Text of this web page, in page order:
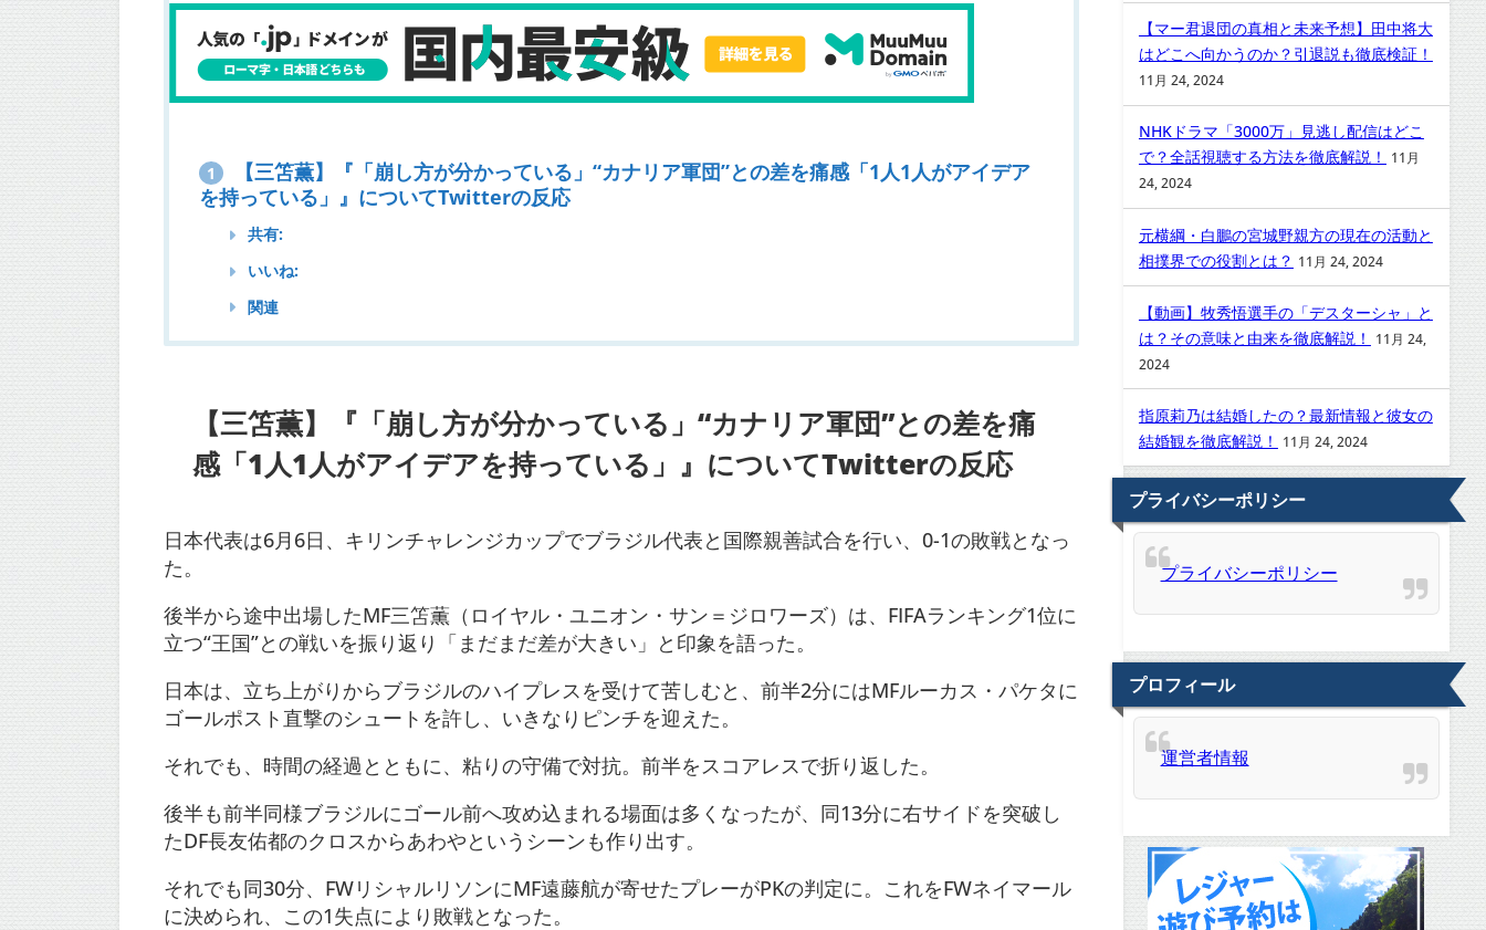
1
【三笘薫】『「崩し方が分かっている」“カナリア軍団”との差を痛感「1人1人がアイデア
を持っている」』についてTwitterの反応
共有:
いいね:
関連
【三笘薫】『「崩し方が分かっている」“カナリア軍団”との差を痛
感「1人1人がアイデアを持っている」』についてTwitterの反応
日本代表は6月6日、キリンチャレンジカップでブラジル代表と国際親善試合を行い、0-1の敗戦となっ
た。
後半から途中出場したMF三笘薫（ロイヤル・ユニオン・サン＝ジロワーズ）は、FIFAランキング1位に
立つ“王国”との戦いを振り返り「まだまだ差が大きい」と印象を語った。
日本は、立ち上がりからブラジルのハイプレスを受けて苦しむと、前半2分にはMFルーカス・パケタに
ゴールポスト直撃のシュートを許し、いきなりピンチを迎えた。
それでも、時間の経過とともに、粘りの守備で対抗。前半をスコアレスで折り返した。
後半も前半同様ブラジルにゴール前へ攻め込まれる場面は多くなったが、同13分に右サイドを突破し
たDF長友佑都のクロスからあわやというシーンも作り出す。
それでも同30分、FWリシャルリソンにMF遠藤航が寄せたプレーがPKの判定に。これをFWネイマール
に決められ、この1失点により敗戦となった。
【マー君退団の真相と未来予想】田中将大
はどこへ向かうのか？引退説も徹底検証！
11月 24, 2024
NHKドラマ「3000万」見逃し配信はどこ
で？全話視聴する方法を徹底解説！
11月
24, 2024
元横綱・白鵬の宮城野親方の現在の活動と
相撲界での役割とは？ 11月 24, 2024
【動画】牧秀悟選手の「デスターシャ」と
は？その意味と由来を徹底解説！
11月 24,
2024
指原莉乃は結婚したの？最新情報と彼女の
結婚観を徹底解説！
11月 24, 2024
プライバシーポリシー
プライバシーポリシー
プロフィール
運営者情報